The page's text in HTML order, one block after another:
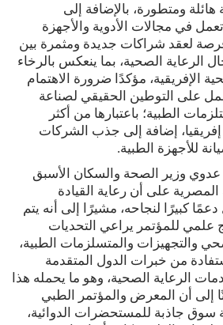
ومتطورة، بالإضافة إلى
في مجالات الأدوية والأجهزة
فرصة لعقد شراكات جديدة ومثمرة بين
الرعاية الصحية، بما ينعكس بالرخاء
الإفريقية، مؤكدًا ضرورة الاهتمام
على التوطين الحقيقي لصناعة
الطبية؛ باعتبارها من أكثر
إفريقيا، إضافة إلى جذب الشركات
للأجهزة الطبية.
عدوي وزير الصحة والسكان الأسبق
على أن رعاية القيادة
كبيرًا لنجاحه، مشيرًا إلى أنه يتم
علمي للمؤتمر يراعي التحديات
والتجهيزات والمتسلزمات الطبية،
من خبرات الدول المتقدمة
الرعاية الصحية، وهو ما يحمله هذا
إلى أن المعرض والمؤتمر الطبي
سوق جاذبة للمستحضرات الدوائية،